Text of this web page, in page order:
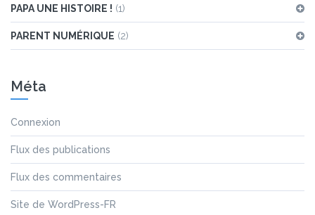
PAPA UNE HISTOIRE ! (1)
PARENT NUMÉRIQUE (2)
Méta
Connexion
Flux des publications
Flux des commentaires
Site de WordPress-FR